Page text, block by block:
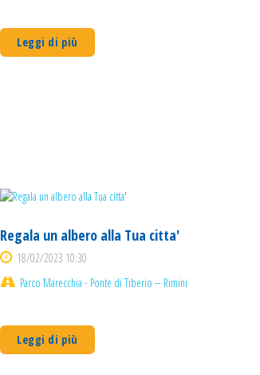
Leggi di più
Regala un albero alla Tua citta'
18/02/2023 10:30
Parco Marecchia - Ponte di Tiberio -- Rimini
Leggi di più